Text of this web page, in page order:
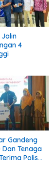
Jalin
4
Gandeng
Dan Tenaga
Polis